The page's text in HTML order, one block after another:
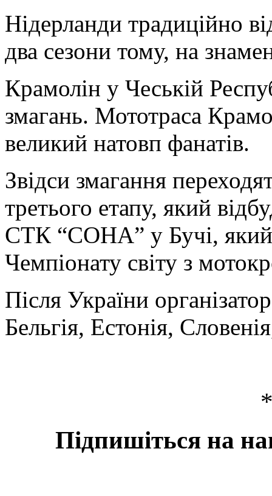
Нідерланди традиційно
два сезони тому, на
Крамолін у Чеській
змагань. Мототраса
великий натовп фанатів.
Звідси змагання
третього етапу, який
СТК “СОНА” у Бучі, який
Чемпіонату світу з
Після України
Бельгія, Естонія,
Підпишіться на